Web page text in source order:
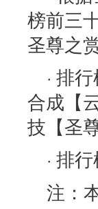
榜前三
圣尊之
· 排
合成【
技【圣
· 排
注：